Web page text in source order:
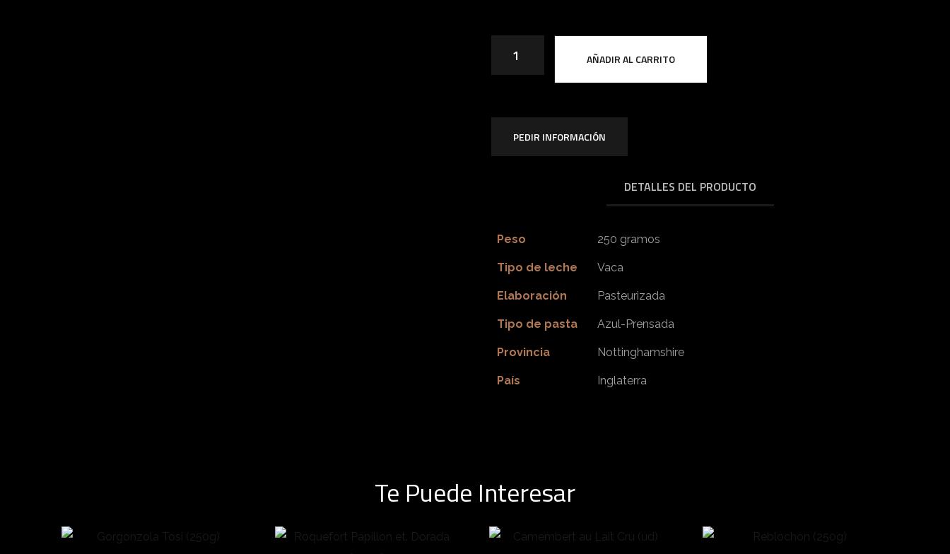
AÑADIR AL CARRITO
PEDIR INFORMACIÓN
DETALLES DEL PRODUCTO
Peso 250 gramos
Tipo de leche Vaca
Elaboración Pasteurizada
Tipo de pasta Azul-Prensada
Provincia Nottinghamshire
País Inglaterra
Te Puede Interesar